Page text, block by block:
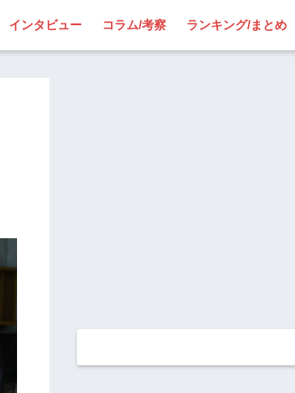
インタビュー コラム/考察 ランキング/まとめ